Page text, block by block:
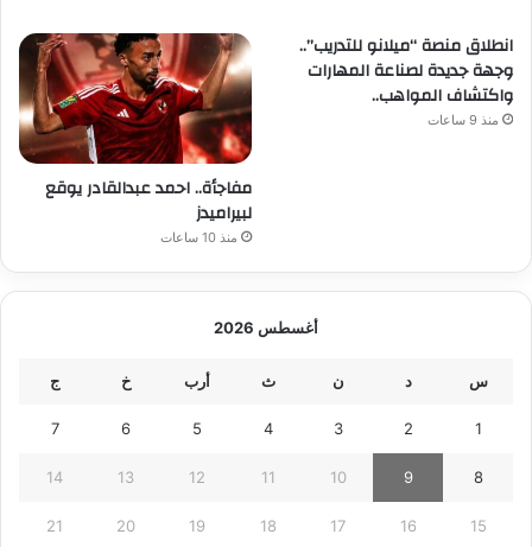
انطلاق منصة “ميلانو للتدريب”..
وجهة جديدة لصناعة المهارات
واكتشاف المواهب..
منذ 9 ساعات
مفاجأة.. احمد عبدالقادر يوقع
لبيراميدز
منذ 10 ساعات
أغسطس 2026
س د ن ث أرب خ ج
1
2
3
4
5
6
7
8
9
10
11
12
13
14
15
16
17
18
19
20
21